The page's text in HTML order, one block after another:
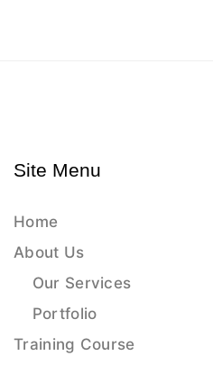
Site Menu
Home
About Us
Our Services
Portfolio
Training Course